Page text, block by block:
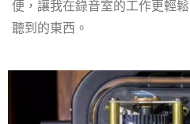
便，讓我在錄音室的工作更輕
聽到的東西。